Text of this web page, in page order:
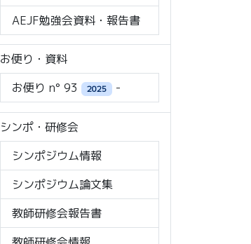
AEJF勉強会資料・報告書
お便り・資料
お便り n° 93
2025 -
シンポ・研修会
シンポジウム情報
シンポジウム論文集
教師研修会報告書